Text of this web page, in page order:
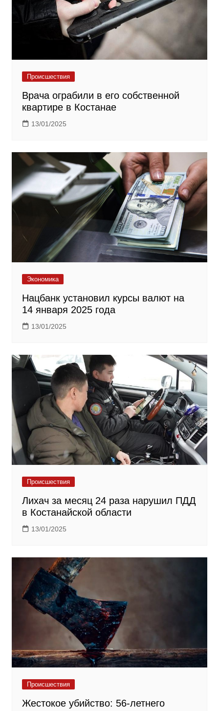
Происшествия
Врача ограбили в его собственной
квартире в Костанае
13/01/2025
Экономика
Нацбанк установил курсы валют на
14 января 2025 года
13/01/2025
Происшествия
Лихач за месяц 24 раза нарушил ПДД
в Костанайской области
13/01/2025
Происшествия
Жестокое убийство: 56-летнего